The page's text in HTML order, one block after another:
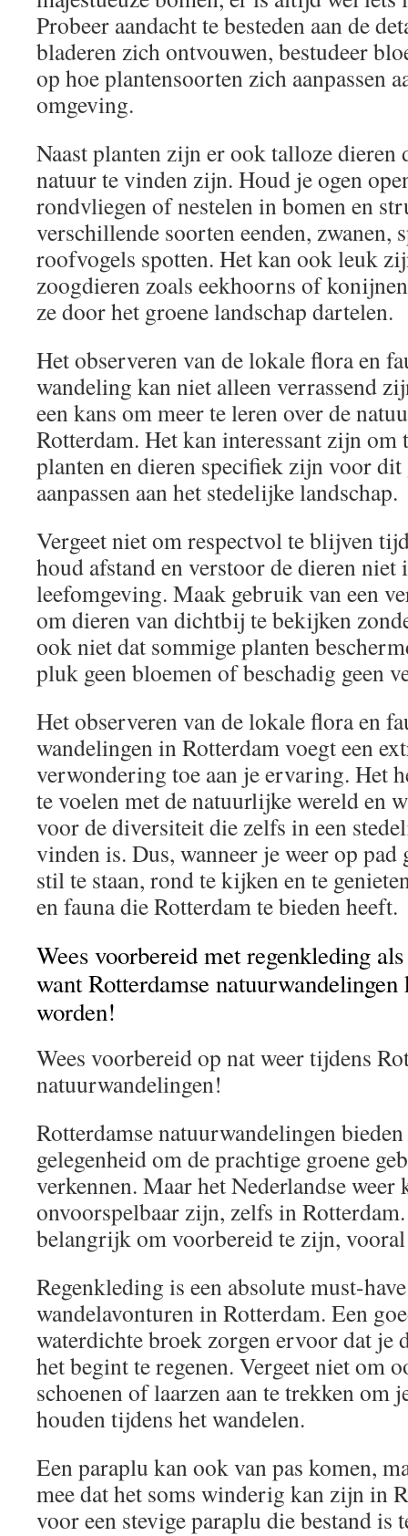
Probeer aandacht te besteden aan de
bladeren zich ontvouwen, bestudeer
op hoe plantensoorten zich aanpassen
omgeving.
Naast planten zijn er ook talloze dieren
natuur te vinden zijn. Houd je ogen
rondvliegen of nestelen in bomen en
verschillende soorten eenden, zwanen,
roofvogels spotten. Het kan ook leuk
zoogdieren zoals eekhoorns of
ze door het groene landschap dartelen.
Het observeren van de lokale flora en
wandeling kan niet alleen verrassend
een kans om meer te leren over de
Rotterdam. Het kan interessant zijn om
planten en dieren specifiek zijn voor dit
aanpassen aan het stedelijke landschap.
Vergeet niet om respectvol te blijven
houd afstand en verstoor de dieren
leefomgeving. Maak gebruik van een
om dieren van dichtbij te bekijken
ook niet dat sommige planten
pluk geen bloemen of beschadig geen
Het observeren van de lokale flora en
wandelingen in Rotterdam voegt een
verwondering toe aan je ervaring. Het
te voelen met de natuurlijke wereld en
voor de diversiteit die zelfs in een
vinden is. Dus, wanneer je weer op pad
stil te staan, rond te kijken en te
en fauna die Rotterdam te bieden heeft.
Wees voorbereid met regenkleding
want Rotterdamse natuurwandelingen
worden!
Wees voorbereid op nat weer tijdens
natuurwandelingen!
Rotterdamse natuurwandelingen
gelegenheid om de prachtige groene
verkennen. Maar het Nederlandse weer
onvoorspelbaar zijn, zelfs in
belangrijk om voorbereid te zijn, vooral
Regenkleding is een absolute must-
wandelavonturen in Rotterdam. Een
waterdichte broek zorgen ervoor dat
het begint te regenen. Vergeet niet om
schoenen of laarzen aan te trekken om
houden tijdens het wandelen.
Een paraplu kan ook van pas komen,
mee dat het soms winderig kan zijn in
voor een stevige paraplu die bestand is